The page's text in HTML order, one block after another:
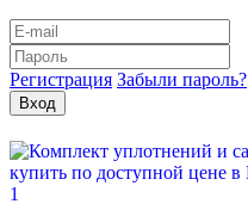
Регистрация Забыли пароль?